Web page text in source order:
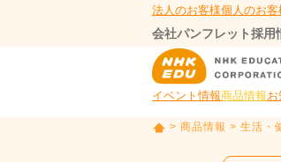
法人のお客様個人のお客
会社パンフレット採用
イベント情報商品情報
> 商品情報 > 生活・